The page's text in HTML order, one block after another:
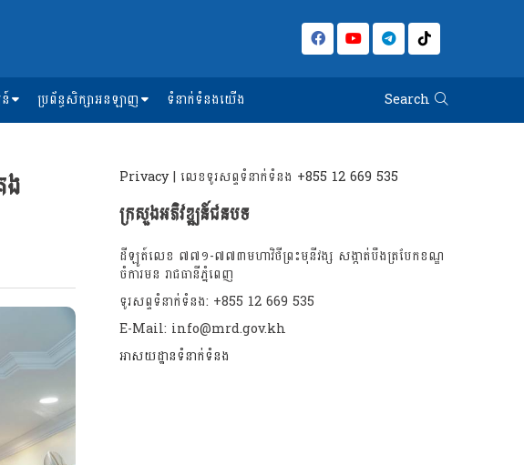
ប្រព័ន្ធសិក្សាអនឡាញ ទំនាក់ទំនងយើង Search
ង
Privacy| លេខទូរសព្ទទំនាក់ទំនង +855 12 669 535
ក្រសួងអភិវឌ្ឍន៍ជនបទ
ដីឡូត៍លេខ ៧៧១-៧៧៣មហាវិថីព្រះមុនីវង្ស សង្កាត់បឹងត្របែកខណ្ឌ
ចំការមន រាជធានីភ្នំពេញ
ទូរសព្ទទំនាក់ទំនង: +855 12 669 535
E-Mail: info@mrd.gov.kh
អាសយដ្ឋានទំនាក់ទំនង